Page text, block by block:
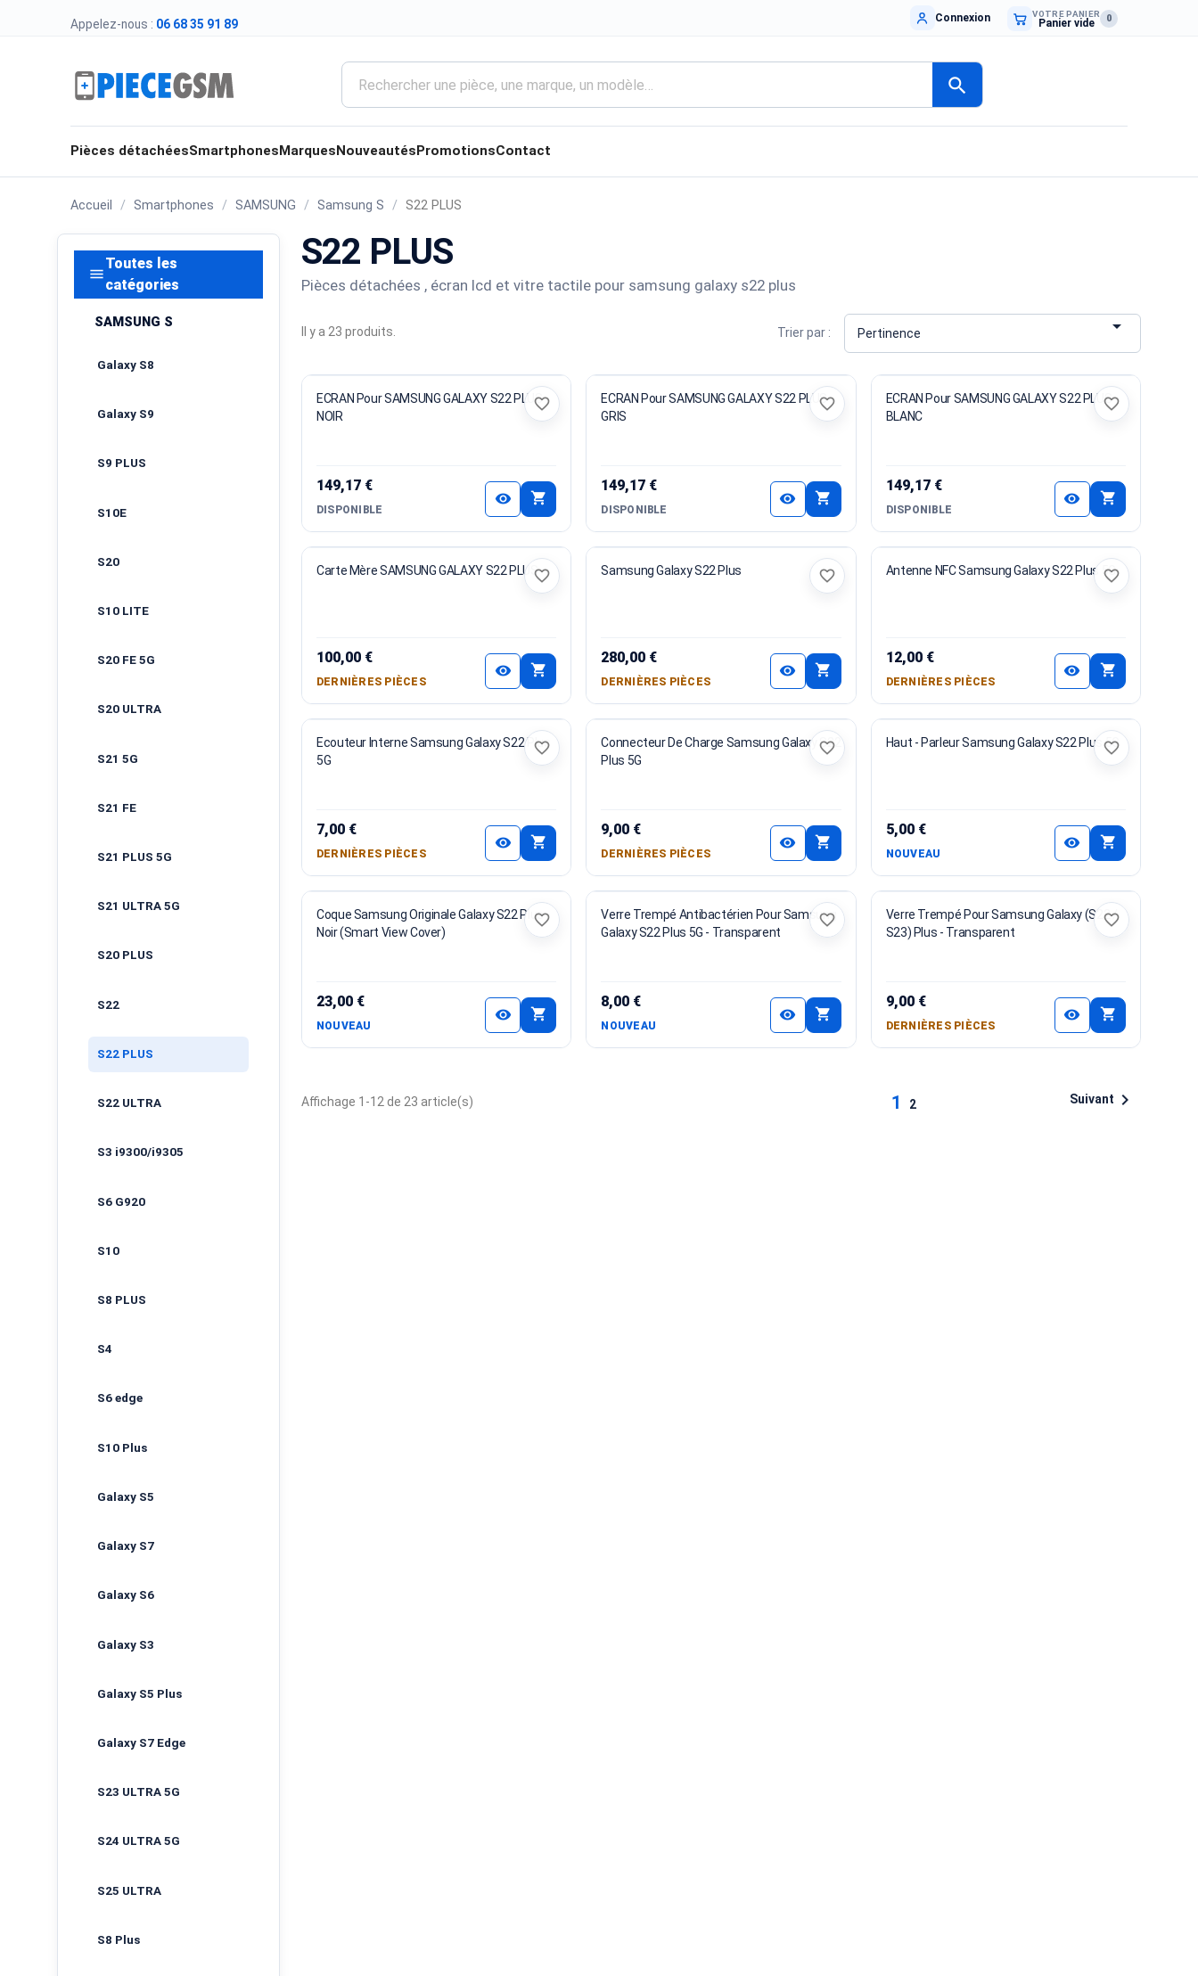
Appelez-nous : 06 68 35 91 89 Connexion VOTRE PANIER
Panier vide 0
search
Pièces détachéesSmartphones Marques Nouveautés PromotionsContact
Accueil Smartphones SAMSUNG Samsung S S22 PLUS
menu
Toutes les
catégories
SAMSUNG S
Galaxy S8
Galaxy S9
S9 PLUS
S10E
S20
S10 LITE
S20 FE 5G
S20 ULTRA
S21 5G
S21 FE
S21 PLUS 5G
S21 ULTRA 5G
S20 PLUS
S22
S22 PLUS
S22 ULTRA
S3 i9300/i9305
S6 G920
S10
S8 PLUS
S4
S6 edge
S10 Plus
Galaxy S5
Galaxy S7
Galaxy S6
Galaxy S3
Galaxy S5 Plus
Galaxy S7 Edge
S23 ULTRA 5G
S24 ULTRA 5G
S25 ULTRA
S8 Plus
S22 PLUS
Pièces détachées , écran lcd et vitre tactile pour samsung galaxy s22 plus
Il y a 23 produits. Trier par : Pertinence 
ECRAN Pour SAMSUNG GALAXY S22 PLUS
NOIR
149,17 €
DISPONIBLE
visibility shopping_cart
favorite_border
ECRAN Pour SAMSUNG GALAXY S22 PLUS
GRIS
149,17 €
DISPONIBLE
visibility shopping_cart
favorite_border
ECRAN Pour SAMSUNG GALAXY S22 PLUS
BLANC
149,17 €
DISPONIBLE
visibility shopping_cart
favorite_border
Carte Mère SAMSUNG GALAXY S22 PLUS
100,00 €
DERNIÈRES PIÈCES
visibility shopping_cart
favorite_border Samsung Galaxy S22 Plus
280,00 €
DERNIÈRES PIÈCES
visibility shopping_cart
favorite_border Antenne NFC Samsung Galaxy S22 Plus 5G
12,00 €
DERNIÈRES PIÈCES
visibility shopping_cart
favorite_border
Ecouteur Interne Samsung Galaxy S22 Plus
5G
7,00 €
DERNIÈRES PIÈCES
visibility shopping_cart
favorite_border
Connecteur De Charge Samsung Galaxy S22
Plus 5G
9,00 €
DERNIÈRES PIÈCES
visibility shopping_cart
favorite_border Haut - Parleur Samsung Galaxy S22 Plus 5G
5,00 €
NOUVEAU
visibility shopping_cart
favorite_border
Coque Samsung Originale Galaxy S22 Plus -
Noir (Smart View Cover)
23,00 €
NOUVEAU
visibility shopping_cart
favorite_border
Verre Trempé Antibactérien Pour Samsung
Galaxy S22 Plus 5G - Transparent
8,00 €
NOUVEAU
visibility shopping_cart
favorite_border
Verre Trempé Pour Samsung Galaxy (S22 /
S23) Plus - Transparent
9,00 €
DERNIÈRES PIÈCES
visibility shopping_cart
favorite_border
Affichage 1-12 de 23 article(s) 1 2 Suivant 